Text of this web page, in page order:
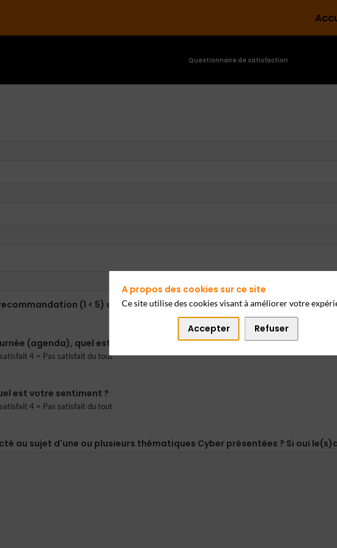
Questionnaire de satisfaction
(1 < 5) attribuez-vous à l’évènement ?
(agenda), quel est votre sentiment ?
4 = Pas satisfait du tout
est votre sentiment ?
4 = Pas satisfait du tout
au sujet d'une ou plusieurs thématiques Cyber présentées ? Si oui
A propos des cookies sur ce site
Ce site utilise des cookies visant à améliorer votre
Accepter Refuser